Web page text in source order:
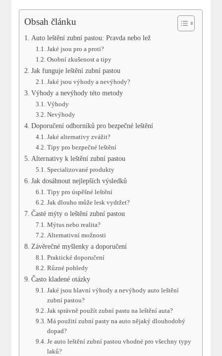
Obsah článku
Auto leštění zubní pastou: Pravda nebo lež
Jaké jsou pro a proti?
Osobní zkušenost a tipy
Jak funguje leštění zubní pastou
Jaké jsou výhody a nevýhody?
Výhody a nevýhody této metody
Výhody
Nevýhody
Doporučení odborníků pro bezpečné leštění
Jaké alternativy zvážit?
Tipy pro bezpečné leštění
Alternativy k leštění zubní pastou
Specializované produkty
Jak dosáhnout nejlepších výsledků
Tipy pro úspěšné leštění
Jak dlouho může lesk vydržet?
Časté mýty o leštění zubní pastou
Mýtus nebo realita?
Alternativní možnosti
Závěrečné myšlenky a doporučení
Praktické doporučení
Různé pohledy
Často kladené otázky
Jaké jsou hlavní výhody a nevýhody auto leštění
zubní pastou?
Jak správně použít zubní pastu na leštění auta?
Má použití zubní pasty na auto nějaký dlouhodobý
dopad?
Je auto leštění zubní pastou vhodné pro všechny typy
laků?